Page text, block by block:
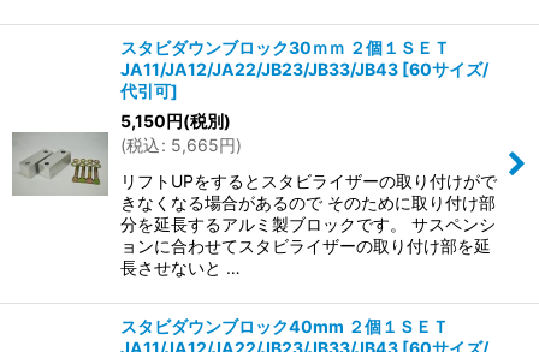
スタビダウンブロック30ｍｍ ２個１ＳＥＴ
JA11/JA12/JA22/JB23/JB33/JB43 [60サイズ/
代引可]
5,150円(税別)
(税込: 5,665円)
リフトUPをするとスタビライザーの取り付けがで
きなくなる場合があるので そのために取り付け部
分を延長するアルミ製ブロックです。 サスペンシ
ョンに合わせてスタビライザーの取り付け部を延
長させないと …
スタビダウンブロック40mm ２個１ＳＥＴ
JA11/JA12/JA22/JB23/JB33/JB43 [60サイズ/